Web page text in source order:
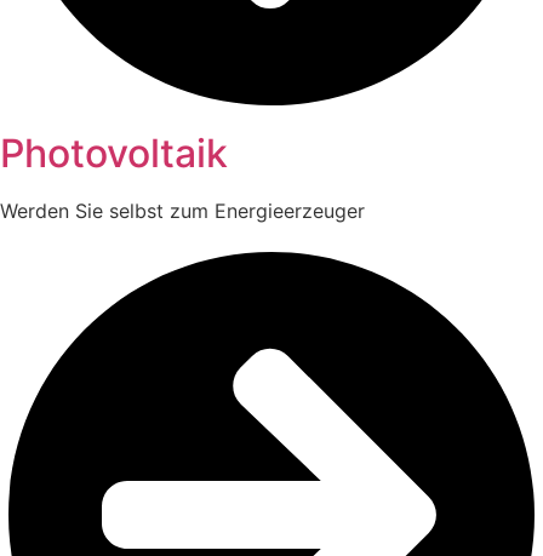
Photovoltaik
Werden Sie selbst zum Energieerzeuger